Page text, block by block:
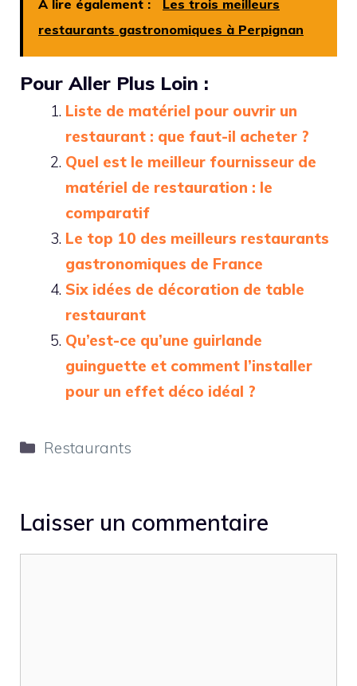
A lire également :
Les trois meilleurs
restaurants gastronomiques à Perpignan
Pour Aller Plus Loin :
Liste de matériel pour ouvrir un
restaurant : que faut-il acheter ?
Quel est le meilleur fournisseur de
matériel de restauration : le
comparatif
Le top 10 des meilleurs restaurants
gastronomiques de France
Six idées de décoration de table
restaurant
Qu’est-ce qu’une guirlande
guinguette et comment l’installer
pour un effet déco idéal ?
Catégories
Restaurants
Laisser un commentaire